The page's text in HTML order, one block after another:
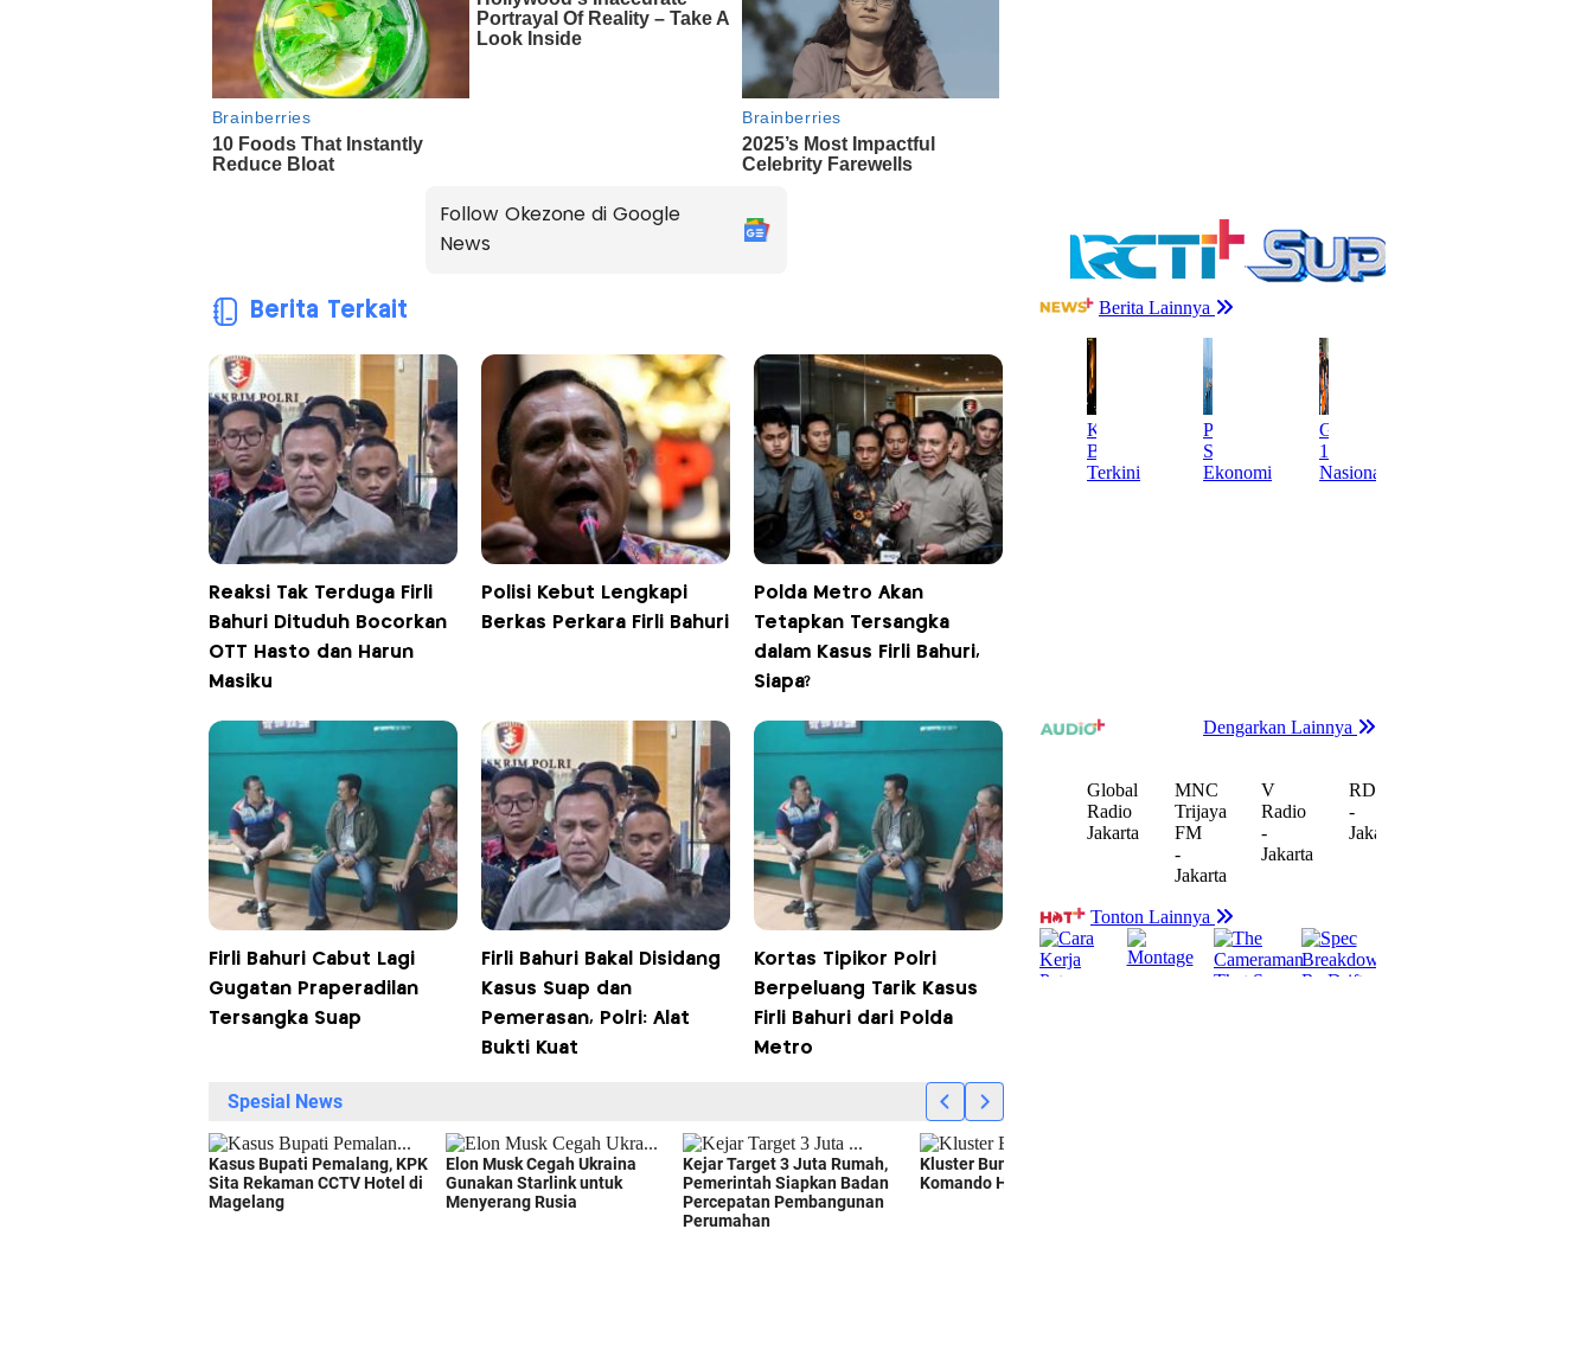
Follow Okezone di Google
News
Berita Terkait
Reaksi Tak Terduga Firli
Bahuri Dituduh Bocorkan
OTT Hasto dan Harun
Masiku
Polisi Kebut Lengkapi
Berkas Perkara Firli Bahuri
Polda Metro Akan
Tetapkan Tersangka
dalam Kasus Firli Bahuri,
Siapa?
Firli Bahuri Cabut Lagi
Gugatan Praperadilan
Tersangka Suap
Firli Bahuri Bakal Disidang
Kasus Suap dan
Pemerasan, Polri: Alat
Bukti Kuat
Kortas Tipikor Polri
Berpeluang Tarik Kasus
Firli Bahuri dari Polda
Metro